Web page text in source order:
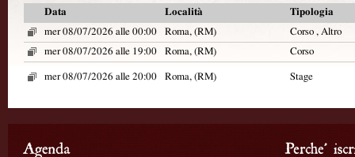
Data Località
Tipologia
mer 08/07/2026 alle 00:00
Roma, (RM)
Corso , Altro
mer 08/07/2026 alle 19:00
Roma, (RM) Corso
mer 08/07/2026 alle 20:00 Roma, (RM) Stage